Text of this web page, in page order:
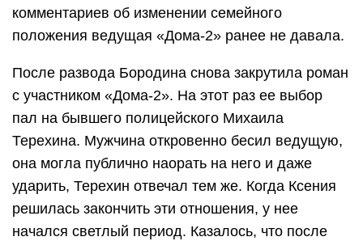
комментариев об изменении семейного
положения ведущая «Дома-2» ранее не давала.
После развода Бородина снова закрутила роман
с участником «Дома-2». На этот раз ее выбор
пал на бывшего полицейского Михаила
Терехина. Мужчина откровенно бесил ведущую,
она могла публично наорать на него и даже
ударить, Терехин отвечал тем же. Когда Ксения
решилась закончить эти отношения, у нее
начался светлый период. Казалось, что после